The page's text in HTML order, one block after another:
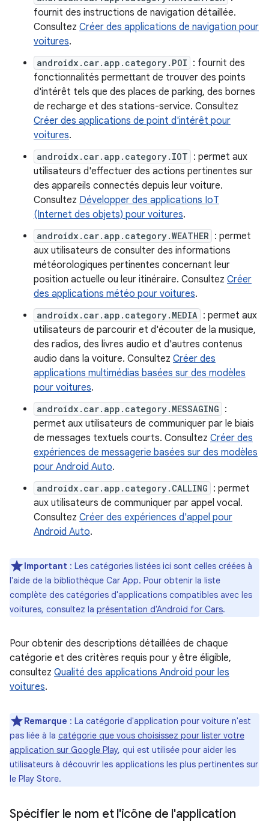
fournit des instructions de navigation détaillée.
Consultez Créer des applications de navigation pour
voitures.
androidx.car.app.category.POI : fournit des
fonctionnalités permettant de trouver des points
d'intérêt tels que des places de parking, des bornes
de recharge et des stations-service. Consultez
Créer des applications de point d'intérêt pour
voitures.
androidx.car.app.category.IOT : permet aux
utilisateurs d'effectuer des actions pertinentes sur
des appareils connectés depuis leur voiture.
Consultez Développer des applications IoT
(Internet des objets) pour voitures.
androidx.car.app.category.WEATHER : permet
aux utilisateurs de consulter des informations
météorologiques pertinentes concernant leur
position actuelle ou leur itinéraire. Consultez Créer
des applications météo pour voitures.
androidx.car.app.category.MEDIA : permet aux
utilisateurs de parcourir et d'écouter de la musique,
des radios, des livres audio et d'autres contenus
audio dans la voiture. Consultez Créer des
applications multimédias basées sur des modèles
pour voitures.
androidx.car.app.category.MESSAGING :
permet aux utilisateurs de communiquer par le biais
de messages textuels courts. Consultez Créer des
expériences de messagerie basées sur des modèles
pour Android Auto.
androidx.car.app.category.CALLING : permet
aux utilisateurs de communiquer par appel vocal.
Consultez Créer des expériences d'appel pour
Android Auto.
Important : Les catégories listées ici sont celles créées à
l'aide de la bibliothèque Car App. Pour obtenir la liste
complète des catégories d'applications compatibles avec les
voitures, consultez la présentation d'Android for Cars.
Pour obtenir des descriptions détaillées de chaque
catégorie et des critères requis pour y être éligible,
consultez Qualité des applications Android pour les
voitures.
Remarque : La catégorie d'application pour voiture n'est
pas liée à la catégorie que vous choisissez pour lister votre
application sur Google Play, qui est utilisée pour aider les
utilisateurs à découvrir les applications les plus pertinentes sur
le Play Store.
Spécifier le nom et l'icône de l'application